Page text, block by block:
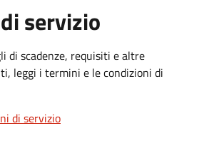
servizio
di scadenze, requisiti e altre
leggi i termini e le condizioni di
di servizio